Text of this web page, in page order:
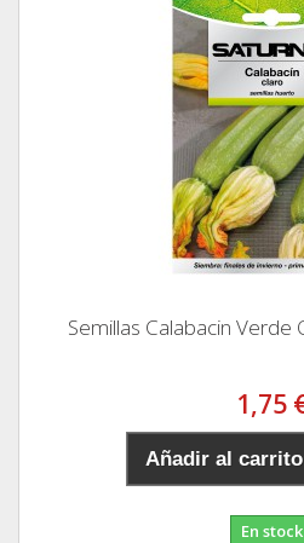
Semillas Calabacin Verde
1,75
Añadir al carrito
En stock